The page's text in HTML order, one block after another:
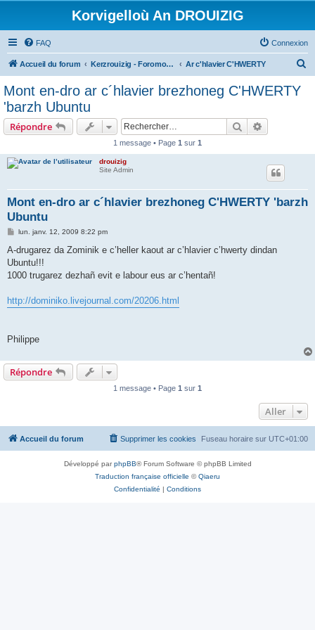
Korvigelloù An DROUIZIG
FAQ Connexion
Accueil du forum Kerzrouizig - Foromoù An Drouizig Ar c'hlavier C'HWERTY
Mont en-dro ar c´hlavier brezhoneg C'HWERTY
'barzh Ubuntu
Répondre Rechercher
1 message • Page 1 sur 1
drouizig
Site Admin
Mont en-dro ar c´hlavier brezhoneg C'HWERTY 'barzh
Ubuntu
M
s
a
g
lun. janv. 12, 2009 8:22 pm
A-drugarez da Zominik e c’heller kaout ar c’hlavier c’hwerty dindan
Ubuntu!!!
1000 trugarez dezhañ evit e labour eus ar c’hentañ!
http://dominiko.livejournal.com/20206.html
Philippe
Répondre
1 message • Page 1 sur 1
Aller
Accueil du forum Fuseau horaire sur UTC+01:00
Supprimer les cookies
Développé parphpBB® Forum Software © phpBB Limited
Traduction française officielle ©Qiaeru
Confidentialité | Conditions